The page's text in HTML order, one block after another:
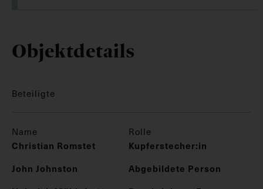
Objektdetails
Beteiligte
Name Rolle
Christian Romstet
Kupferstecher:in
John Johnston
Abgebildete Person